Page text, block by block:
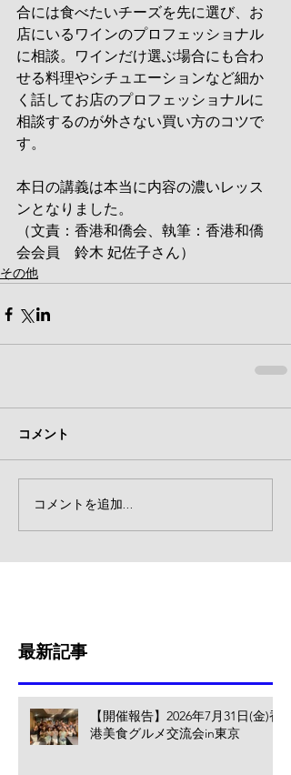
合には食べたいチーズを先に選び、お
店にいるワインのプロフェッショナル
に相談。ワインだけ選ぶ場合にも合わ
せる料理やシチュエーションなど細か
く話してお店のプロフェッショナルに
相談するのが外さない買い方のコツで
す。
本日の講義は本当に内容の濃いレッス
ンとなりました。
（文責：香港和僑会、執筆：香港和僑
会会員　鈴木 妃佐子さん）
その他
コメント
コメントを追加…
最新記事
【開催報告】2026年7月31日(金)香
港美食グルメ交流会in東京